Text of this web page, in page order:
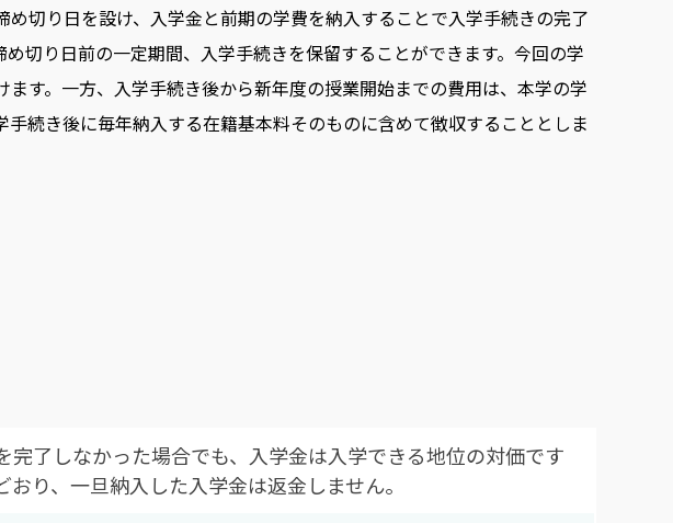
切り日を設け、入学金と前期の学費を納入することで入学手続きの完了
切り日前の一定期間、入学手続きを保留することができます。今回の学
す。一方、入学手続き後から新年度の授業開始までの費用は、本学の学
続き後に毎年納入する在籍基本料そのものに含めて徴収することとしま
完了しなかった場合でも、入学金は入学できる地位の対価です
おり、一旦納入した入学金は返金しません。